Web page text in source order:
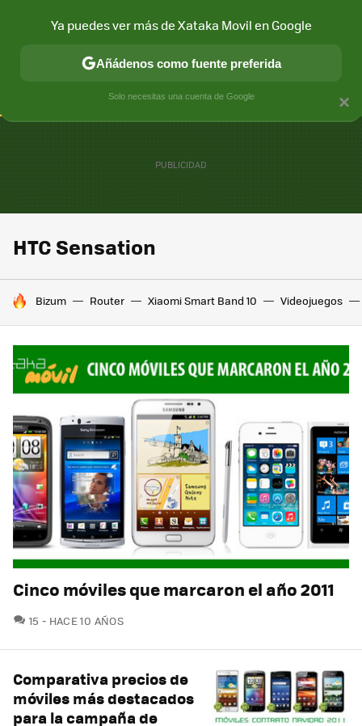
CONECTIVIDAD MÓVIL Y SOCIEDAD APLICACIONES
HTC Sensation
HOY SE HABLA DE
Bizum Router Xiaomi Smart Band 10 Videojuegos
Cinco móviles que marcaron el año 2011
15 COMENTARIOS
HACE 10 AÑOS
Comparativa precios de
móviles más destacados
para la campaña de
×
Ya puedes ver más de Xataka Movil en Google
Añádenos como fuente preferida
Solo necesitas una cuenta de Google